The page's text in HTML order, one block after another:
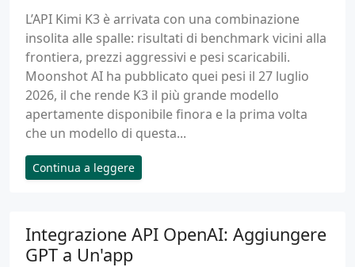
L’API Kimi K3 è arrivata con una combinazione
insolita alle spalle: risultati di benchmark vicini alla
frontiera, prezzi aggressivi e pesi scaricabili.
Moonshot AI ha pubblicato quei pesi il 27 luglio
2026, il che rende K3 il più grande modello
apertamente disponibile finora e la prima volta
che un modello di questa...
Continua a leggere
Integrazione API OpenAI: Aggiungere
GPT a Un'app